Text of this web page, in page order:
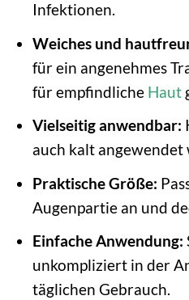
Infektionen.
Weiches und
für ein angenehmes
für empfindliche Haut
Vielseitig anwendbar:
auch kalt angewendet
Praktische Größe:
Augenpartie an und
Einfache Anwendung:
unkompliziert in der
täglichen Gebrauch.